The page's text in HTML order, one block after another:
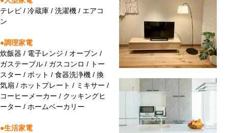
テレビ / 冷蔵庫 / 洗濯機 / エアコ
ン
●調理家電
炊飯器 / 電子レンジ / オーブン /
ガステーブル / ガスコンロ / トー
スター / ポット / 食器洗浄機 / 換
気扇 / ホットプレート / ミキサー /
コーヒーメーカー / クッキングヒ
ーター / ホームベーカリー
●生活家電